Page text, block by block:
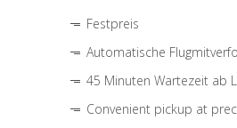
Festpreis
Automatische
45 Minuten Wartezeit ab
Convenient pickup at